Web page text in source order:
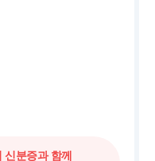
신분증과 함께